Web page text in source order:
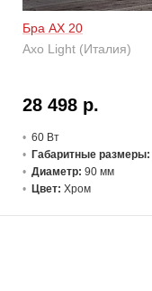
Бра AX 20
Axo Light (Италия)
28 498 р.
60 Вт
Габаритные размеры:
Диаметр: 90 мм
Цвет: Хром